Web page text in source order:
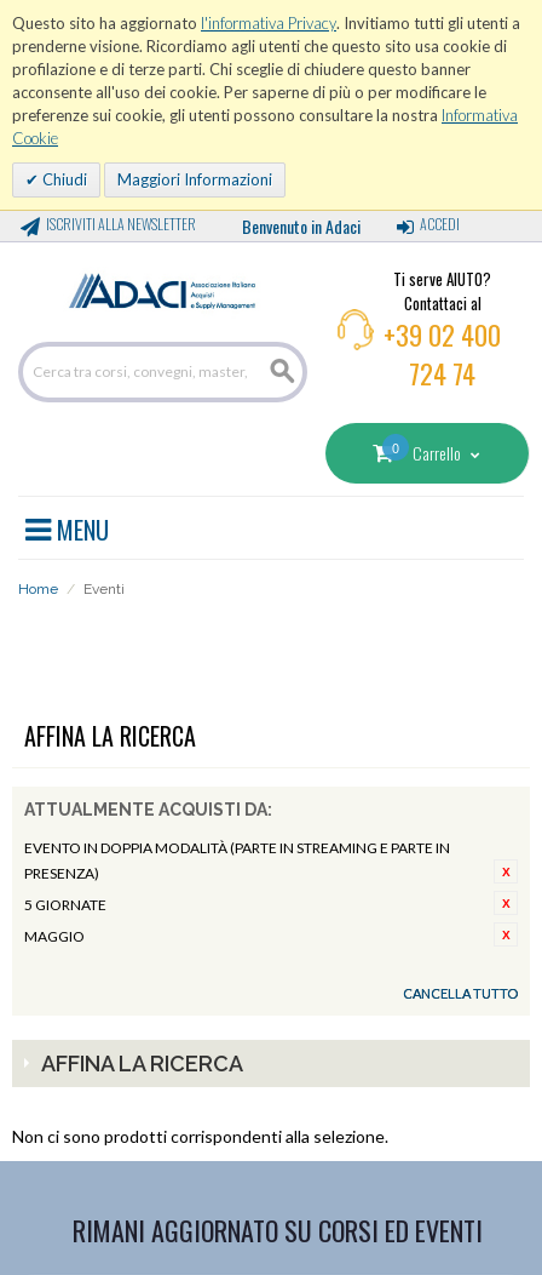
Questo sito ha aggiornato l'informativa Privacy. Invitiamo tutti gli utenti a
prenderne visione. Ricordiamo agli utenti che questo sito usa cookie di
profilazione e di terze parti. Chi sceglie di chiudere questo banner
acconsente all'uso dei cookie. Per saperne di più o per modificare le
preferenze sui cookie, gli utenti possono consultare la nostra Informativa
Cookie
Chiudi Maggiori Informazioni
ISCRIVITI ALLA NEWSLETTER Benvenuto in Adaci ACCEDI
Ti serve AIUTO?
Contattaci al
+39 02 400
724 74
0 Carrello
MENU
Home / Eventi
AFFINA LA RICERCA
ATTUALMENTE ACQUISTI DA:
EVENTO IN DOPPIA MODALITÀ (PARTE IN STREAMING E PARTE IN
PRESENZA)
5 GIORNATE
MAGGIO
CANCELLA TUTTO
AFFINA LA RICERCA
Non ci sono prodotti corrispondenti alla selezione.
RIMANI AGGIORNATO SU CORSI ED EVENTI